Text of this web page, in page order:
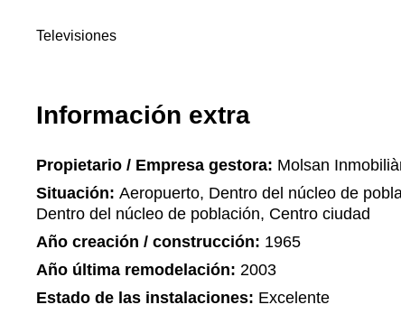
Televisiones
Información extra
Propietario / Empresa gestora: Molsan
Situación: Aeropuerto, Dentro del núcleo de
Dentro del núcleo de población, Centro ciudad
Año creación / construcción: 1965
Año última remodelación: 2003
Estado de las instalaciones: Excelente